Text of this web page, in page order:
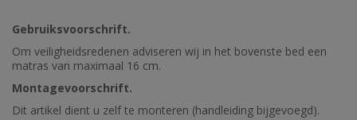
Gebruiksvoorschrift.
Om veiligheidsredenen adviseren wij in het bovenste bed een
matras van maximaal 16 cm.
Montagevoorschrift.
Dit artikel dient u zelf te monteren (handleiding bijgevoegd).